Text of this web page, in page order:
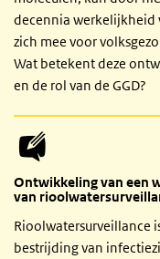
decennia werkelijkheid
zich mee voor
Wat betekent deze
en de rol van de GGD?
Ontwikkeling van een
van
Rioolwatersurveillance
bestrijding van